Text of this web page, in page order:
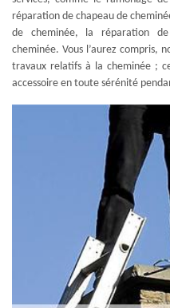
réparation de chapeau de
de cheminée, la réparation
cheminée. Vous l’aurez compris,
travaux relatifs à la cheminée ;
accessoire en toute sérénité